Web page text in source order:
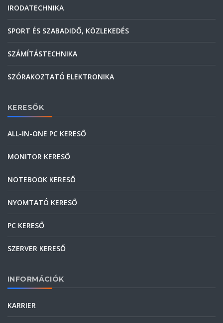
IRODATECHNIKA
SPORT ÉS SZABADIDŐ, KÖZLEKEDÉS
SZÁMÍTÁSTECHNIKA
SZÓRAKOZTATÓ ELEKTRONIKA
KERESŐK
ALL-IN-ONE PC KERESŐ
MONITOR KERESŐ
NOTEBOOK KERESŐ
NYOMTATÓ KERESŐ
PC KERESŐ
SZERVER KERESŐ
INFORMÁCIÓK
KARRIER